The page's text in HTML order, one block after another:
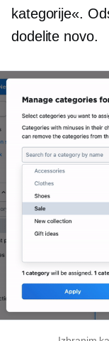
kategorije«.
dodelite novo.